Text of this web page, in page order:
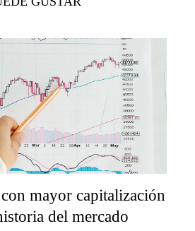
mayor capitalización
del mercado